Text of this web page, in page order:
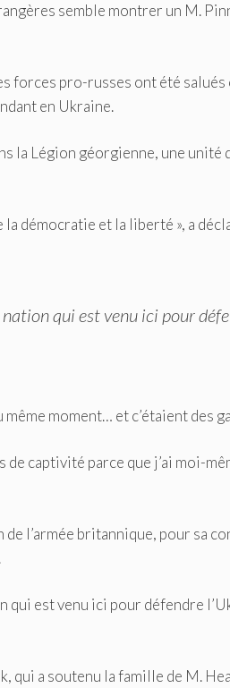
semble montrer un M.
pro-russes ont été salués
en Ukraine.
la Légion géorgienne, une
démocratie et la liberté », a
qui est venu ici pour
moment… et c’étaient des
captivité parce que j’ai moi-
l’armée britannique, pour sa
qui est venu ici pour défendre
a soutenu la famille de M.